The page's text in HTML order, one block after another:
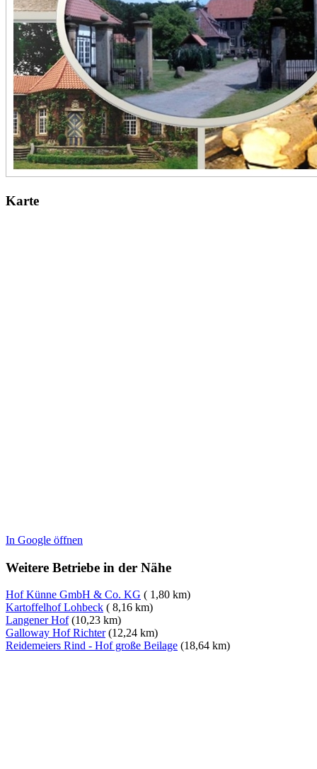
Karte
In Google öffnen
Weitere Betriebe in der Nähe
Hof Künne GmbH & Co. KG ( 1,80 km)
Kartoffelhof Lohbeck ( 8,16 km)
Langener Hof(10,23 km)
Galloway Hof Richter(12,24 km)
Reidemeiers Rind - Hof große Beilage (18,64 km)